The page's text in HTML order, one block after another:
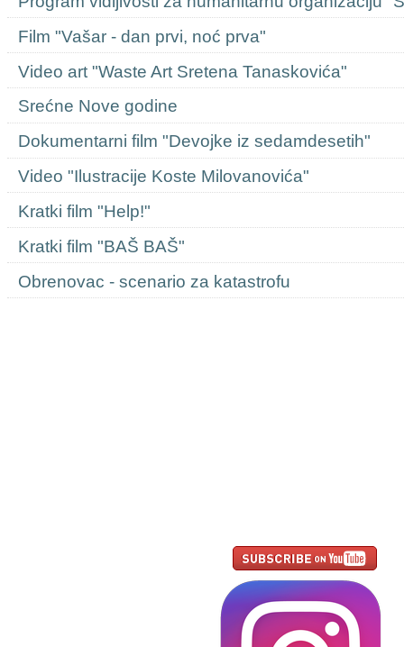
Film "Vašar - dan prvi, noć prva"
Video art "Waste Art Sretena Tanaskovića"
Srećne Nove godine
Dokumentarni film "Devojke iz sedamdesetih"
Video "Ilustracije Koste Milovanovića"
Kratki film "Help!"
Kratki film "BAŠ BAŠ"
Obrenovac - scenario za katastrofu